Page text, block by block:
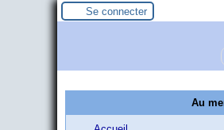
Se connecter
Au